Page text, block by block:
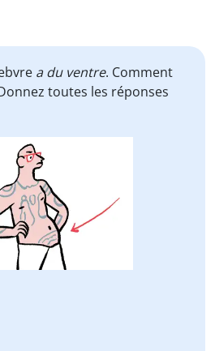
a du ventre. Comment
toutes les réponses